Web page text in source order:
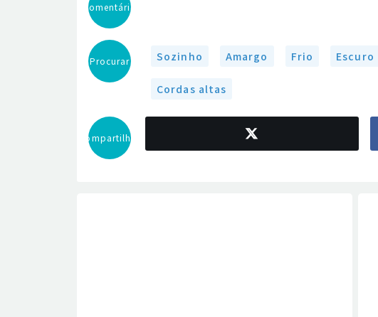
Comentário
Procurar Sozinho Amargo Frio Escuro
Cordas altas
Compartilhar